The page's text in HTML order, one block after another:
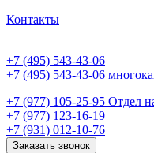
Контакты
+7 (495) 543-43-06
+7 (495) 543-43-06
+7 (977) 105-25-95 Отдел
+7 (977) 123-16-19
+7 (931) 012-10-76
Заказать звонок